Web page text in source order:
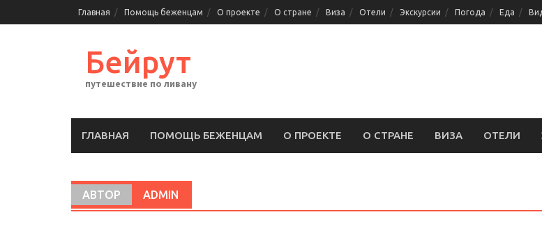
к
Главная Помощь беженцам О проекте О стране Виза Отели Экскурсии Погода Еда
Бейрут
путешествие по ливану
ГЛАВНАЯ ПОМОЩЬ БЕЖЕНЦАМ О ПРОЕКТЕ О СТРАНЕ ВИЗА ОТЕЛИ
АВТОР ADMIN